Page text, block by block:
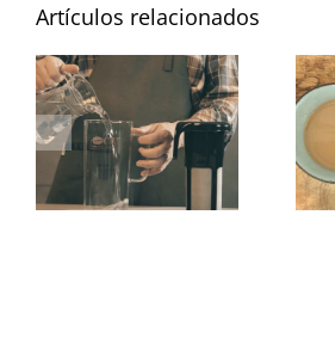
Artículos relacionados
Café frio